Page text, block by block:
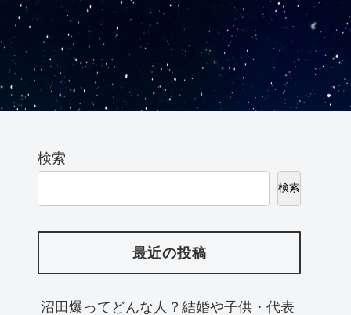
検索
検索
最近の投稿
沼田爆ってどんな人？結婚や子供・代表